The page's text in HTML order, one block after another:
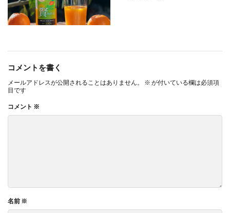
コメントを書く
メールアドレスが公開されることはありません。 ※ が付いている欄は必須項
目です
コメント ※
名前 ※